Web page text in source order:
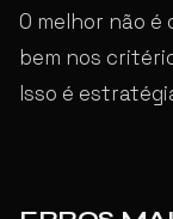
O melhor não
bem nos
Isso é